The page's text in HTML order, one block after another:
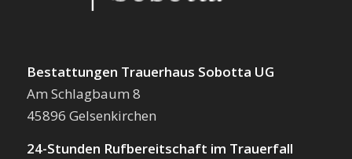
Bestattungen Trauerhaus Sobotta UG
Am Schlagbaum 8
45896 Gelsenkirchen
24-Stunden Rufbereitschaft im Trauerfall